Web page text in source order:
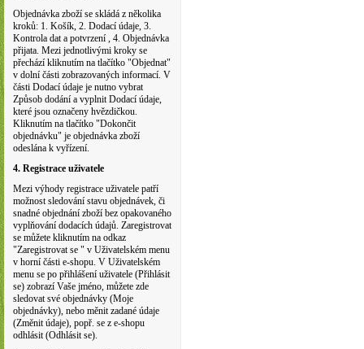
Objednávka zboží se skládá z několika
kroků: 1. Košík, 2. Dodací údaje, 3.
Kontrola dat a potvrzení , 4. Objednávka
přijata. Mezi jednotlivými kroky se
přechází kliknutím na tlačítko "Objednat"
v dolní části zobrazovaných informací. V
části Dodací údaje je nutno vybrat
Způsob dodání a vyplnit Dodací údaje,
které jsou označeny hvězdičkou.
Kliknutím na tlačítko "Dokončit
objednávku" je objednávka zboží
odeslána k vyřízení.
4. Registrace uživatele
Mezi výhody registrace uživatele patří
možnost sledování stavu objednávek, či
snadné objednání zboží bez opakovaného
vyplňování dodacích údajů. Zaregistrovat
se můžete kliknutím na odkaz
"Zaregistrovat se " v Uživatelském menu
v horní části e-shopu. V Uživatelském
menu se po přihlášení uživatele (Přihlásit
se) zobrazí Vaše jméno, můžete zde
sledovat své objednávky (Moje
objednávky), nebo měnit zadané údaje
(Změnit údaje), popř. se z e-shopu
odhlásit (Odhlásit se).